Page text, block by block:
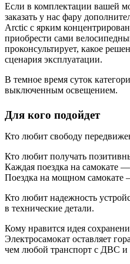
Если в комплектации вашей
заказать у нас фару
Arctic с ярким
приобрести сами
проконсультирует, какое
сценария эксплуатации.
В темное время суток
выключенным освещением.
Для кого подойдет
Кто любит свободу
Кто любит получать
Каждая поездка на самокате
Поездка на мощном самокате
Кто любит надежность
в технические детали.
Кому нравится идея
Электросамокат оставляет
чем любой транспорт с ДВС и